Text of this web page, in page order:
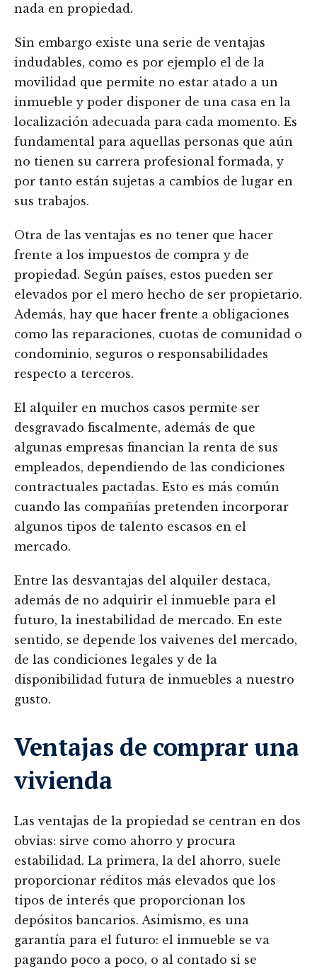
nada en propiedad.
Sin embargo existe una serie de ventajas
indudables, como es por ejemplo el de la
movilidad que permite no estar atado a un
inmueble y poder disponer de una casa en la
localización adecuada para cada momento. Es
fundamental para aquellas personas que aún
no tienen su carrera profesional formada, y
por tanto están sujetas a cambios de lugar en
sus trabajos.
Otra de las ventajas es no tener que hacer
frente a los impuestos de compra y de
propiedad. Según países, estos pueden ser
elevados por el mero hecho de ser propietario.
Además, hay que hacer frente a obligaciones
como las reparaciones, cuotas de comunidad o
condominio, seguros o responsabilidades
respecto a terceros.
El alquiler en muchos casos permite ser
desgravado fiscalmente, además de que
algunas empresas financian la renta de sus
empleados, dependiendo de las condiciones
contractuales pactadas. Esto es más común
cuando las compañías pretenden incorporar
algunos tipos de talento escasos en el
mercado.
Entre las desvantajas del alquiler destaca,
además de no adquirir el inmueble para el
futuro, la inestabilidad de mercado. En este
sentido, se depende los vaivenes del mercado,
de las condiciones legales y de la
disponibilidad futura de inmuebles a nuestro
gusto.
Ventajas de comprar una
vivienda
Las ventajas de la propiedad se centran en dos
obvias: sirve como ahorro y procura
estabilidad. La primera, la del ahorro, suele
proporcionar réditos más elevados que los
tipos de interés que proporcionan los
depósitos bancarios. Asimismo, es una
garantía para el futuro: el inmueble se va
pagando poco a poco, o al contado si se